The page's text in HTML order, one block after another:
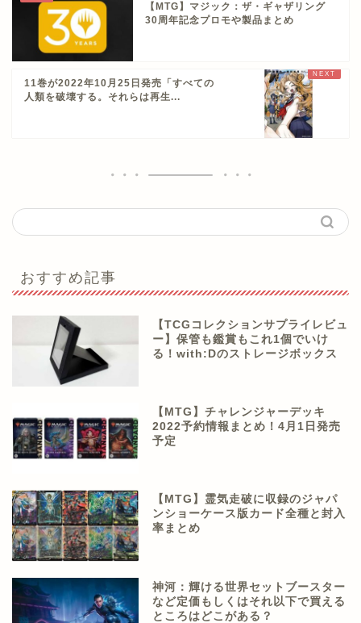
【MTG】マジック：ザ・ギャザリング
30周年記念プロモや製品まとめ
11巻が2022年10月25日発売「すべての
人類を破壊する。それらは再生...
おすすめ記事
【TCGコレクションサプライレビュ
ー】保管も鑑賞もこれ1個でいけ
る！with:Dのストレージボックス
【MTG】チャレンジャーデッキ
2022予約情報まとめ！4月1日発売
予定
【MTG】霊気走破に収録のジャパ
ンショーケース版カード全種と封入
率まとめ
神河：輝ける世界セットブースター
など定価もしくはそれ以下で買える
ところはどこがある？